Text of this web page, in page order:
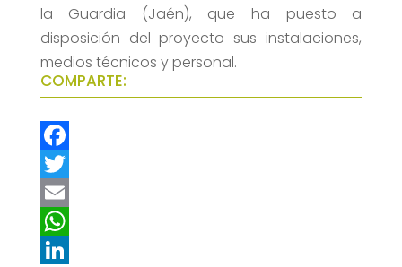
la Guardia (Jaén), que ha puesto a
disposición del proyecto sus instalaciones,
medios técnicos y personal.
COMPARTE:
F
a
c
e
T
w
E
m
W